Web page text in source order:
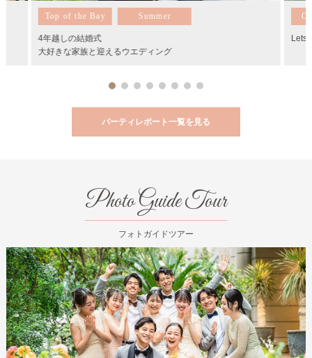
Top of the Bay Summer
4年越しの結婚式
大好きな家族と迎えるウエディング
Lets
パーティレポート一覧を見る
Photo Guide Tour
フォトガイドツアー